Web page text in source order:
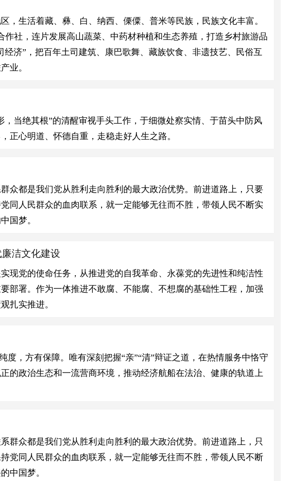
生活着藏、彝、白、纳西、傈僳、普米等民族，民族文化丰富。
社，连片发展高山蔬菜、中药材种植和生态养殖，打造乡村旅游品
济”，把百年土司建筑、康巴歌舞、藏族饮食、非遗技艺、民俗互
业。
当绝其根”的清醒审视手头工作，于细微处察实情、于苗头中防风
正心明道、怀德自重，走稳走好人生之路。
众都是我们党从胜利走向胜利的最大政治优势。前进道路上，只要
同人民群众的血肉联系，就一定能够无往而不胜，带领人民不断实
国梦。
洁文化建设
现党的使命任务，从推进党的自我革命、永葆党的先进性和纯洁性
部署。作为一体推进不敢腐、不能腐、不想腐的基础性工程，加强
扎实推进。
度，方有保障。唯有深刻把握“亲”“清”辩证之道，在热情服务中恪守
的政治生态和一流营商环境，推动经济航船在法治、健康的轨道上
群众都是我们党从胜利走向胜利的最大政治优势。前进道路上，只
党同人民群众的血肉联系，就一定能够无往而不胜，带领人民不断
中国梦。